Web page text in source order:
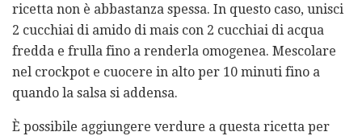
ricetta non è abbastanza spessa. In questo caso, unisci
2 cucchiai di amido di mais con 2 cucchiai di acqua
fredda e frulla fino a renderla omogenea. Mescolare
nel crockpot e cuocere in alto per 10 minuti fino a
quando la salsa si addensa.
È possibile aggiungere verdure a questa ricetta per